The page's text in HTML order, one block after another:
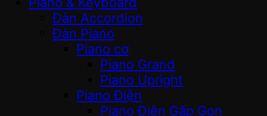
Đàn Accordion
Đàn Piano
Piano cơ
Piano Grand
Piano Upright
Piano Điện
Piano Điện Gấp Gọn